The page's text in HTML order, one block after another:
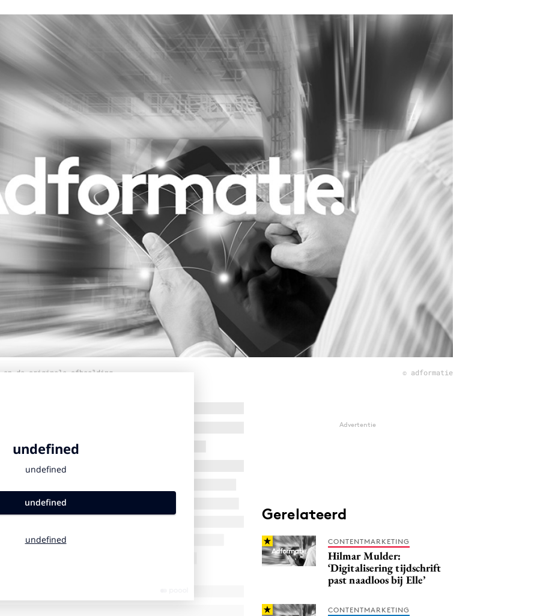
Purpose Marketing
Reputatie & crisis
op de originele afbeelding © adformatie
Advertentie
Gerelateerd
CONTENTMARKETING
Hilmar Mulder:
‘Digitalisering tijdschrift
past naadloos bij Elle’
CONTENTMARKETING